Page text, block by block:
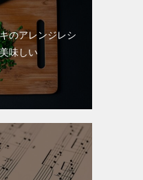
のアレンジレシ
味しい